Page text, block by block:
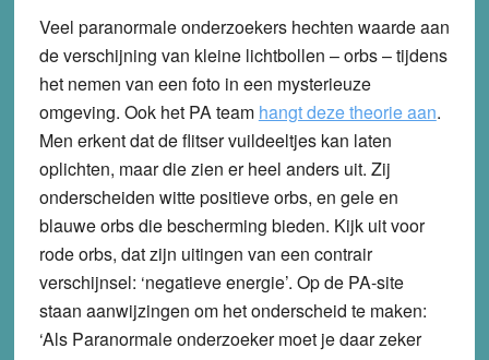
Veel paranormale onderzoekers hechten waarde aan
de verschijning van kleine lichtbollen – orbs – tijdens
het nemen van een foto in een mysterieuze
omgeving. Ook het PA team hangt deze theorie aan.
Men erkent dat de flitser vuildeeltjes kan laten
oplichten, maar die zien er heel anders uit. Zij
onderscheiden witte positieve orbs, en gele en
blauwe orbs die bescherming bieden. Kijk uit voor
rode orbs, dat zijn uitingen van een contrair
verschijnsel: ‘negatieve energie’. Op de PA-site
staan aanwijzingen om het onderscheid te maken:
‘Als Paranormale onderzoeker moet je daar zeker